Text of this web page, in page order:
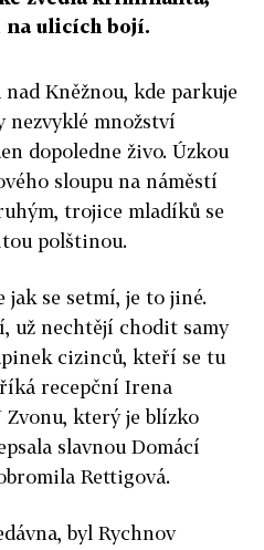
na ulicích bojí.
Kněžnou, kde parkuje
nezvyklé množství
dopoledne živo. Úzkou
sloupu na náměstí
trojice mladíků se
polštinou.
jak se setmí, je to jiné.
už nechtějí chodit samy
cizinců, kteří se tu
recepční Irena
Zvonu, který je blízko
slavnou Domácí
Rettigová.
byl Rychnov